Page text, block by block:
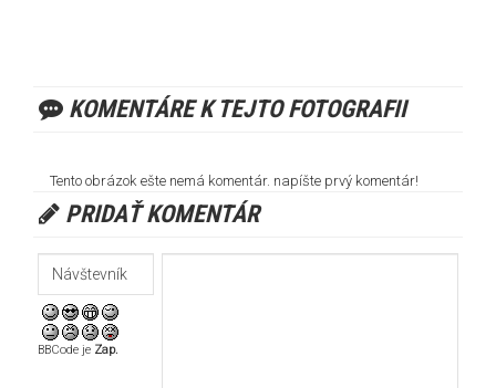
KOMENTÁRE K TEJTO FOTOGRAFII
Tento obrázok ešte nemá komentár. napíšte prvý komentár!
PRIDAŤ KOMENTÁR
BBCode je Zap.